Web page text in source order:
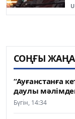
СОҢҒЫ
“Ауғанстанға
даулы
Бүгін, 14:34